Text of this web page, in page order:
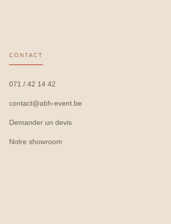
CONTACT
071 / 42 14 42
contact@abh-event.be
Demander un devis
Notre showroom